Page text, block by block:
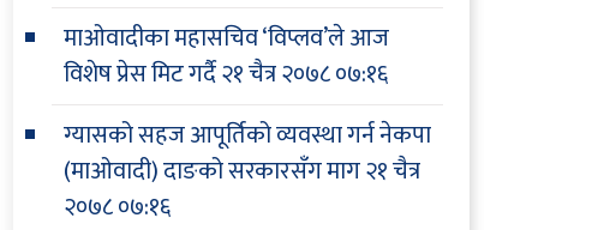
माओवादीका महासचिव ‘विप्लव’ले आज
विशेष प्रेस मिट गर्दै२१ चैत्र २०७८ ०७:१६
ग्यासको सहज आपूर्तिको व्यवस्था गर्न नेकपा
(माओवादी) दाङको सरकारसँग माग२१ चैत्र
२०७८ ०७:१६